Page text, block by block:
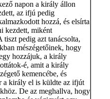
napon a király állon
az ifjú pedig
hozzá, és elsírta
kezdett, miként
pedig azt tanácsolta,
mészégetőinek, hogy
hozzájuk, a király
é, amit a király
kemencébe, és
a király el is küldte az ifjút
De az meghallva, hogy